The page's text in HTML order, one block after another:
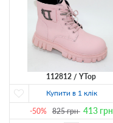
112812
YTop
Купити в 1 клік
-50% 825грн 413грн